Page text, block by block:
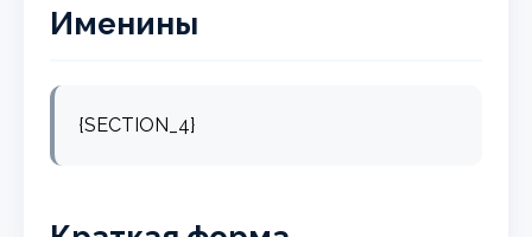
Именины
{SECTION_4}